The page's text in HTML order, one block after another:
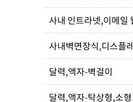
사내 인트라넷,이메일
사내벽면장식,디스플
달력,액자-벽걸이
달력,액자-탁상형,소형